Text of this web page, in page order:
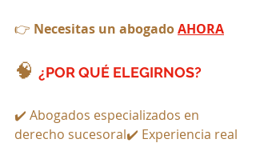
👉 Necesitas un abogado AHORA
🧠 ¿POR QUÉ ELEGIRNOS?
✔️ Abogados especializados en
derecho sucesoral✔️ Experiencia real